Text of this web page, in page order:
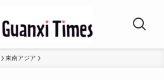
東南アジア